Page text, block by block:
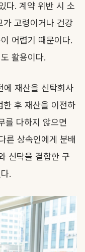
다. 계약 위반 시 소
고령이거나 건강
어렵기 때문이다.
활용이다.
에 재산을 신탁회사
한 후 재산을 이전하
를 다하지 않으면
른 상속인에게 분배
신탁을 결합한 구
.